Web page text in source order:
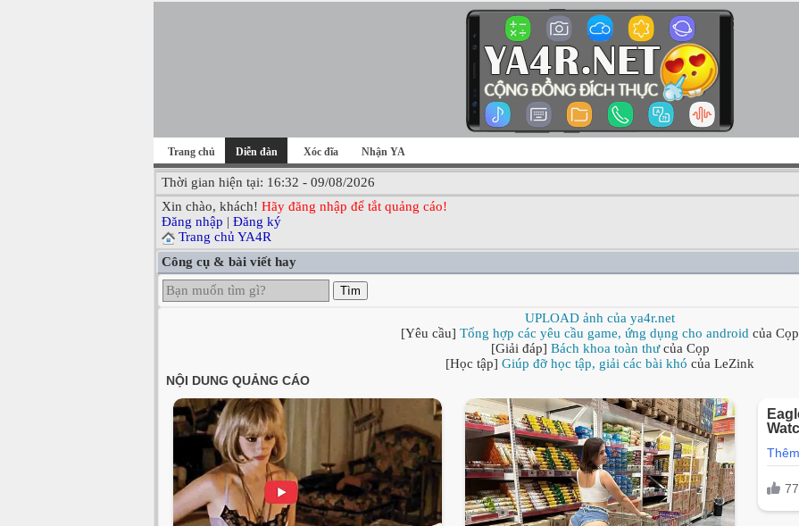
Trang chủ Diễn đàn Xóc đĩa Nhận YA
Thời gian hiện tại: 16:32 - 09/08/2026
Xin chào, khách! Hãy đăng nhập để tắt quảng cáo!
Đăng nhập | Đăng ký
Trang chủ YA4R
Công cụ & bài viết hay
Tìm
UPLOAD ảnh của ya4r.net
[Yêu cầu] Tổng hợp các yêu cầu game, ứng dụng cho android của Cọp
[Giải đáp] Bách khoa toàn thưcủa Cọp
[Học tập] Giúp đỡ học tập, giải các bài khó của LeZink